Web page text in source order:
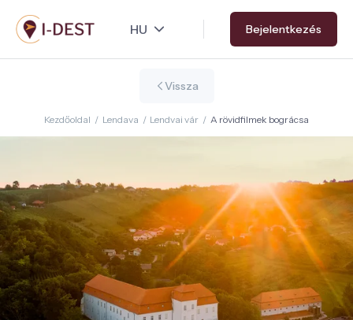
Ugrás
a
tartalomra
Bejelentkezés
Vissza
Kezdőoldal / Lendava / Lendvai vár / A rövidfilmek bográcsa